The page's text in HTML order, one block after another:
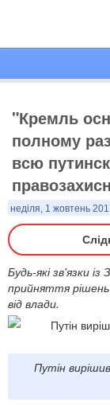
"Кремль
полному
всю
неділя, 1 жовтень
Будь-які зв'язки
прийняття рішень
від влади.
Путін